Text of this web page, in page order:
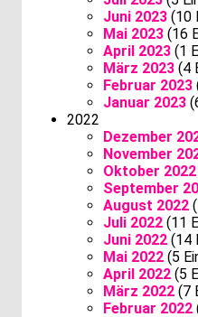
Juni 2023 (10
Mai 2023 (16
April 2023 (1
März 2023 (4
Februar 2023
Januar 2023
2022
Dezember
November
Oktober 2022
September
August 2022
Juli 2022 (11
Juni 2022 (14
Mai 2022 (5
April 2022 (5
März 2022 (7
Februar 2022